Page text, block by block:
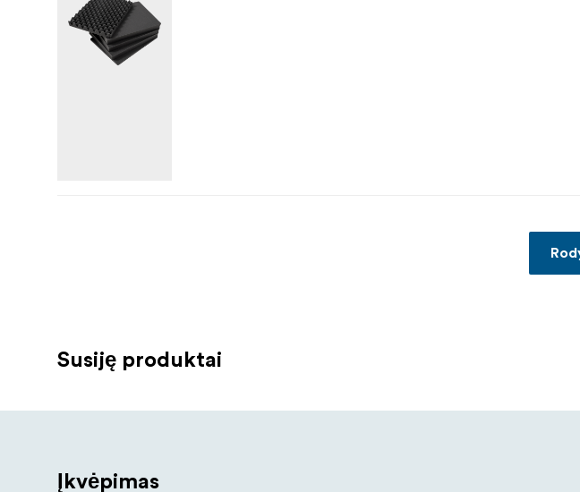
Susiję produktai
Įkvėpimas